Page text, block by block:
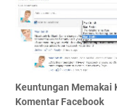
Keuntungan Memakai
Komentar Facebook